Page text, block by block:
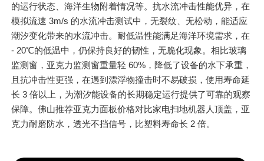
的运行状态、海洋生物附着情况等。抗水流冲击性能优异，在
模拟流速 3m/s 的水流冲击测试中，无裂纹、无松动，能适应
潮汐变化带来的水流冲击。耐低温性能满足海洋环境需求，在
- 20℃的低温中，仍保持良好的韧性，无脆化现象。相比玻璃
监测窗，亚克力监测窗重量轻 60%，降低了设备的水下承重，
且抗冲击性更强，在遇到漂浮物撞击时不易破损，使用寿命延
长 3 倍以上，为潮汐能设备的长期稳定运行提供了可靠的观察
保障。佛山推荐亚克力面板价格对比家电扫地机器人顶盖，亚
克力耐磨防水，透光不挡信号，比塑料寿命长 2 倍。